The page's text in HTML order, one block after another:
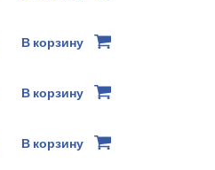
В корзину
В корзину
В корзину